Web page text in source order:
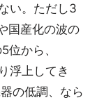
い。ただし3
国産化の波の
位から、
浮上してき
の低調、なら